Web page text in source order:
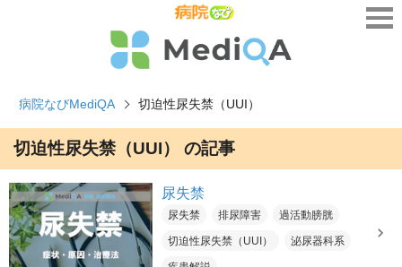
病院なびMediQA 切迫性尿失禁（UUI）
切迫性尿失禁（UUI） の記事
尿失禁
尿失禁 排尿障害 過活動膀胱
切迫性尿失禁（UUI） 泌尿器科系